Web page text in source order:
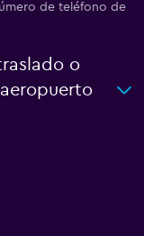
de teléfono de
o